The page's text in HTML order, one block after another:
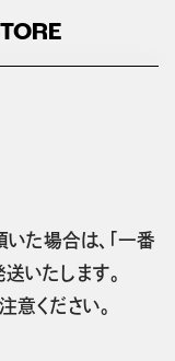
た場合は、「一番
いたします。
ください。